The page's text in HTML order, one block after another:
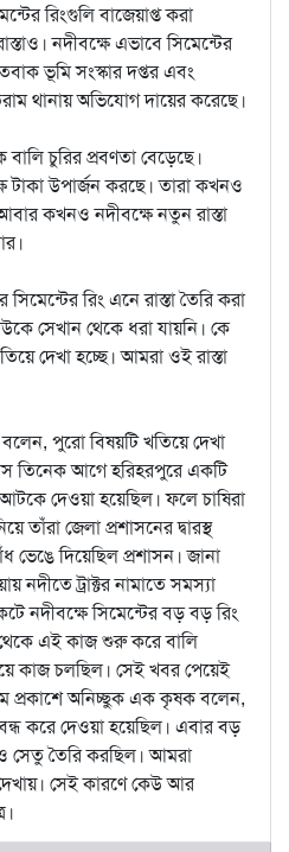
রিংগুলি বাজেয়াপ্ত করা
নদীবক্ষে এভাবে সিমেন্টের
ভূমি সংস্কার দপ্তর এবং
থানায় অভিযোগ দায়ের করেছে।
চুরির প্রবণতা বেড়েছে।
টাকা উপার্জন করছে। তারা কখনও
কখনও নদীবক্ষে নতুন রাস্তা
রিং এনে রাস্তা তৈরি করা
সেখান থেকে ধরা যায়নি। কে
দেখা হচ্ছে। আমরা ওই রাস্তা
পুরো বিষয়টি খতিয়ে দেখা
তিনেক আগে হরিহরপুরে একটি
দেওয়া হয়েছিল। ফলে চাষিরা
তাঁরা জেলা প্রশাসনের দ্বারস্থ
ভেঙে দিয়েছিল প্রশাসন। জানা
নদীতে ট্রাক্টর নামাতে সমস্যা
নদীবক্ষে সিমেন্টের বড় বড় রিং
এই কাজ শুরু করে বালি
কাজ চলছিল। সেই খবর পেয়েই
প্রকাশে অনিচ্ছুক এক কৃষক বলেন,
করে দেওয়া হয়েছিল। এবার বড়
ও সেতু তৈরি করছিল। আমরা
সেই কারণে কেউ আর